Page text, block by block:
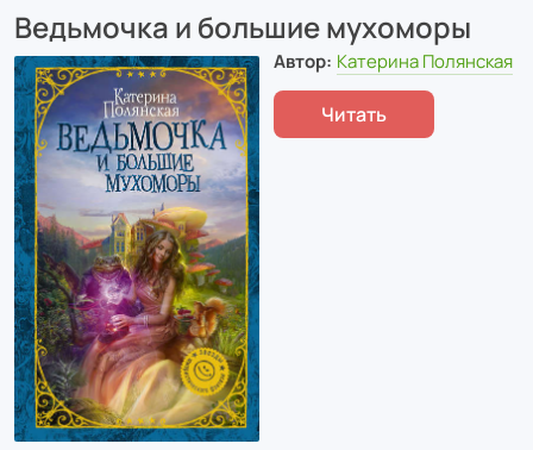
Ведьмочка и большие мухоморы
Автор: Катерина Полянская
Читать